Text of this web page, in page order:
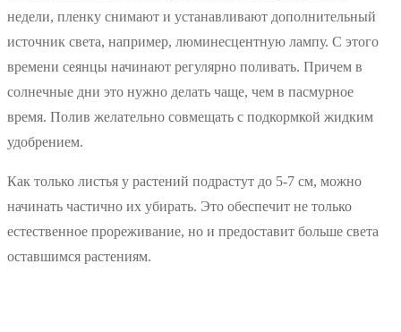
недели, пленку снимают и устанавливают дополнительный
источник света, например, люминесцентную лампу. С этого
времени сеянцы начинают регулярно поливать. Причем в
солнечные дни это нужно делать чаще, чем в пасмурное
время. Полив желательно совмещать с подкормкой жидким
удобрением.
Как только листья у растений подрастут до 5-7 см, можно
начинать частично их убирать. Это обеспечит не только
естественное прореживание, но и предоставит больше света
оставшимся растениям.